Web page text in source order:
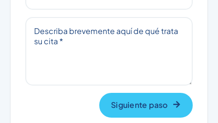
Siguiente paso